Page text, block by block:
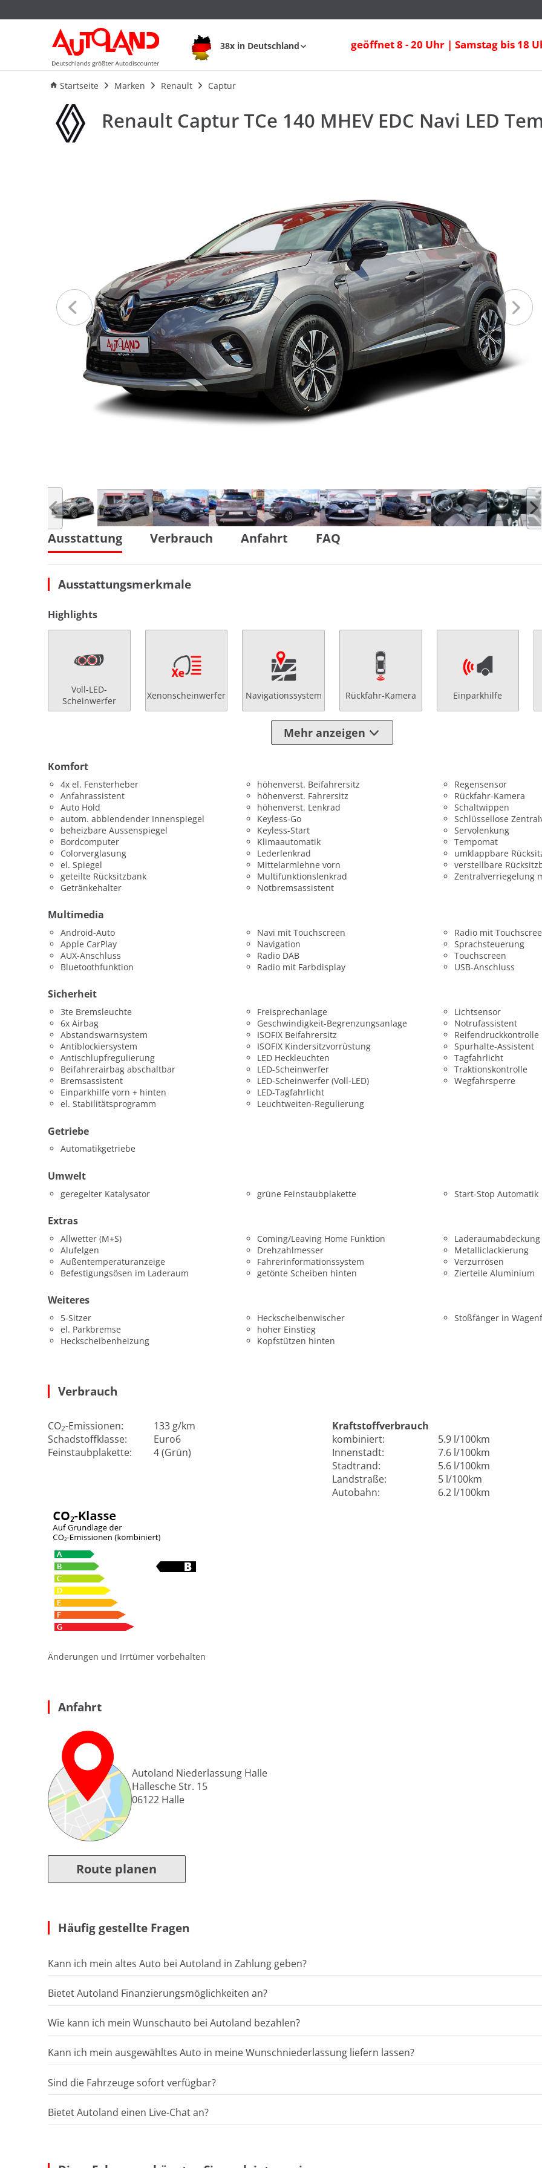
38x in Deutschland geöffnet 8 - 20 Uhr | Samstag bis 18
Startseite Marken Renault Captur
Renault Captur TCe 140 MHEV EDC Navi LED Tempomat
Ausstattung Verbrauch
Renault Captur TCe 140 MHEV EDC Navi LED
Ausstattung Verbrauch Anfahrt FAQ
Ausstattungsmerkmale
Highlights
Voll-LED-
Scheinwerfer
Xenonscheinwerfer Navigationssystem Rückfahr-Kamera Einparkhilfe
Mehr anzeigen
Komfort
4x el. Fensterheber
Anfahrassistent
Auto Hold
autom. abblendender Innenspiegel
beheizbare Aussenspiegel
Bordcomputer
Colorverglasung
el. Spiegel
geteilte Rücksitzbank
Getränkehalter
höhenverst. Beifahrersitz
höhenverst. Fahrersitz
höhenverst. Lenkrad
Keyless-Go
Keyless-Start
Klimaautomatik
Lederlenkrad
Mittelarmlehne vorn
Multifunktionslenkrad
Notbremsassistent
Regensensor
Rückfahr-Kamera
Schaltwippen
Schlüssellose
Servolenkung
Tempomat
umklappbare
verstellbare
Zentralverriegelung
Multimedia
Android-Auto
Apple CarPlay
AUX-Anschluss
Bluetoothfunktion
Navi mit Touchscreen
Navigation
Radio DAB
Radio mit Farbdisplay
Radio mit
Sprachsteuerung
Touchscreen
USB-Anschluss
Sicherheit
3te Bremsleuchte
6x Airbag
Abstandswarnsystem
Antiblockiersystem
Antischlupfregulierung
Beifahrerairbag abschaltbar
Bremsassistent
Einparkhilfe vorn + hinten
el. Stabilitätsprogramm
Freisprechanlage
Geschwindigkeit-Begrenzungsanlage
ISOFIX Beifahrersitz
ISOFIX Kindersitzvorrüstung
LED Heckleuchten
LED-Scheinwerfer
LED-Scheinwerfer (Voll-LED)
LED-Tagfahrlicht
Leuchtweiten-Regulierung
Lichtsensor
Notrufassistent
Reifendruckkontrolle
Spurhalte-Assistent
Tagfahrlicht
Traktionskontrolle
Wegfahrsperre
Getriebe
Automatikgetriebe
Umwelt
geregelter Katalysator grüne Feinstaubplakette Start-Stop Automatik
Extras
Allwetter (M+S)
Alufelgen
Außentemperaturanzeige
Befestigungsösen im Laderaum
Coming/Leaving Home Funktion
Drehzahlmesser
Fahrerinformationssystem
getönte Scheiben hinten
Laderaumabdeckung
Metalliclackierung
Verzurrösen
Zierteile Aluminium
Weiteres
5-Sitzer
el. Parkbremse
Heckscheibenheizung
Heckscheibenwischer
hoher Einstieg
Kopfstützen hinten
Stoßfänger in
Verbrauch
CO2-Emissionen:
133 g/km
Schadstoffklasse:
Euro6
Feinstaubplakette:
4 (Grün)
Kraftstoffverbrauch
kombiniert:
5.9 l/100km
Innenstadt:
7.6 l/100km
Stadtrand:
5.6 l/100km
Landstraße:
5 l/100km
Autobahn:
6.2 l/100km
Änderungen und Irrtümer vorbehalten
Anfahrt
Autoland Niederlassung Halle
Hallesche Str. 15
06122 Halle
Route planen
Häufig gestellte Fragen
Kann ich mein altes Auto bei Autoland in Zahlung geben?
Bietet Autoland Finanzierungsmöglichkeiten an?
Wie kann ich mein Wunschauto bei Autoland bezahlen?
Kann ich mein ausgewähltes Auto in meine Wunschniederlassung liefern lassen?
Sind die Fahrzeuge sofort verfügbar?
Bietet Autoland einen Live-Chat an?